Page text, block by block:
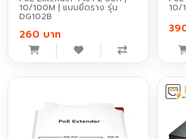
10/100M | แบบยึดราง รุ่น
DG102B
260 บาท
10/